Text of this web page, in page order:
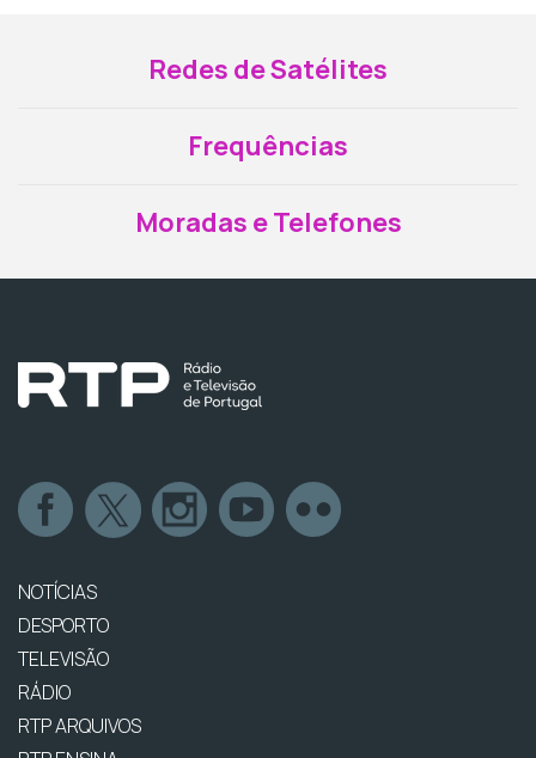
Redes de Satélites
Frequências
Moradas e Telefones
NOTÍCIAS
DESPORTO
TELEVISÃO
RÁDIO
RTP ARQUIVOS